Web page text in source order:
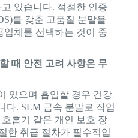
있습니다. 적절한 인증
를 갖춘 고품질 분말을
체를 선택하는 것이 중
때 안전 고려 사항은 무
있으며 흡입할 경우 건강
다. SLM 금속 분말로 작업
흡기 같은 개인 보호 장
한 취급 절차가 필수적입